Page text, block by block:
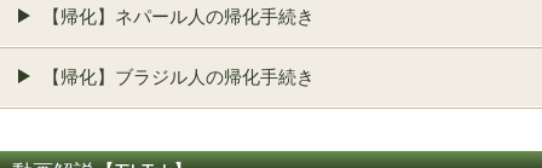
【帰化】ネパール人の帰化手続き
【帰化】ブラジル人の帰化手続き